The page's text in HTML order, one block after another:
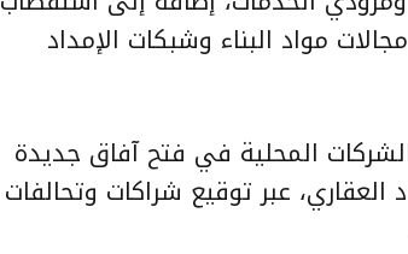
مواد البناء وشبكات الإمداد
المحلية في فتح آفاق جديدة
عبر توقيع شراكات وتحالفات